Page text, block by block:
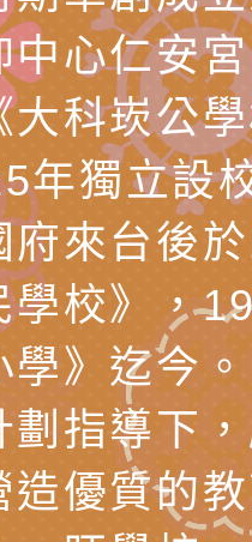
戲室之規
德勒心理
的應用」
- 兒童遊
中部場
務政策溝
區大坑國
度整合性
媽不暴走
療學會
間的療癒
之規畫與
利部「政
可及性格
園區中埔
年度兒
練-獨輪
東高級中
議題深化
生命塔羅
馬燈文字
特殊教育
中小身障
作—課程
中教育大
應運動經
國教署生
中心仁安
大科崁公
年獨立設
府來台後
學校》，
學》迄今。
劃指導下
造優質的